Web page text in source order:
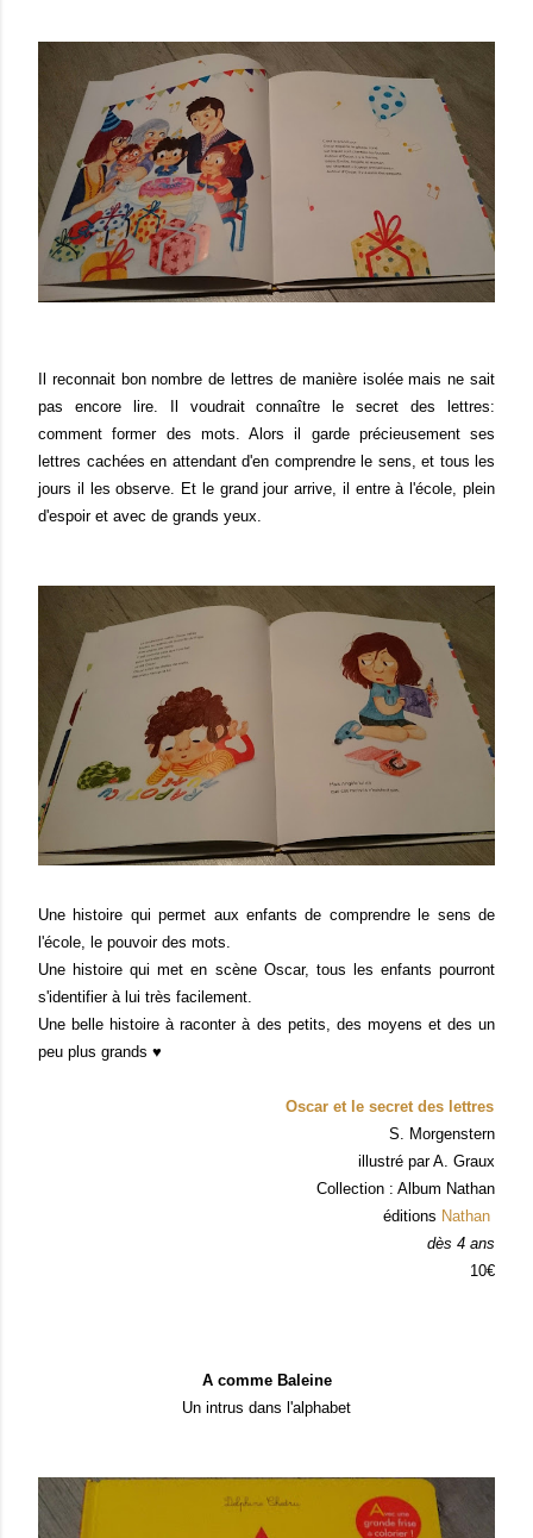
Il reconnait bon nombre de lettres de manière isolée mais ne sait
pas encore lire. Il voudrait connaître le secret des lettres:
comment former des mots. Alors il garde précieusement ses
lettres cachées en attendant d'en comprendre le sens, et tous les
jours il les observe. Et le grand jour arrive, il entre à l'école, plein
d'espoir et avec de grands yeux.
Une histoire qui permet aux enfants de comprendre le sens de
l'école, le pouvoir des mots.
Une histoire qui met en scène Oscar, tous les enfants pourront
s'identifier à lui très facilement.
Une belle histoire à raconter à des petits, des moyens et des un
peu plus grands ♥
Oscar et le secret des lettres
S. Morgenstern
illustré par A. Graux
Collection : Album Nathan
éditions Nathan
dès 4 ans
10€
A comme Baleine
Un intrus dans l'alphabet